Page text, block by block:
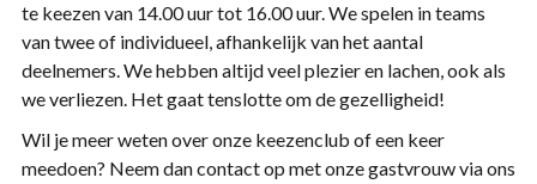
te keezen van 14.00 uur tot 16.00 uur. We spelen in teams
van twee of individueel, afhankelijk van het aantal
deelnemers. We hebben altijd veel plezier en lachen, ook als
we verliezen. Het gaat tenslotte om de gezelligheid!
Wil je meer weten over onze keezenclub of een keer
meedoen? Neem dan contact op met onze gastvrouw via ons